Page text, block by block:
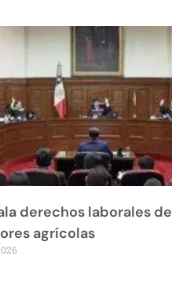
derechos laborales de
agrícolas